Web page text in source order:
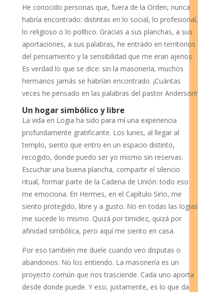
He conocido personas que, fuera de la Orden, nunca
habría encontrado: distintas en lo social, lo profesional,
lo religioso o lo político. Gracias a sus planchas, a sus
aportaciones, a sus palabras, he entrado en territorios
del pensamiento y la sensibilidad que me eran ajenos.
Es verdad lo que se dice: sin la masonería, muchos
hermanos jamás se habrían encontrado. ¡Cuántas
veces he pensado en las palabras del pastor Anderson!
Un hogar simbólico y libre
La vida en Logia ha sido para mí una experiencia
profundamente gratificante. Los lunes, al llegar al
templo, siento que entro en un espacio distinto,
recogido, donde puedo ser yo mismo sin reservas.
Escuchar una buena plancha, compartir el silencio
ritual, formar parte de la Cadena de Unión: todo eso
me emociona. En Hermes, en el Capítulo Sirio, me
siento protegido, libre y a gusto. No en todas las logias
me sucede lo mismo. Quizá por timidez, quizá por
afinidad simbólica, pero aquí me siento en casa.
Por eso también me duele cuando veo disputas o
abandonos. No los entiendo. La masonería es un
proyecto común que nos trasciende. Cada uno aporta
desde donde puede. Y eso, justamente, es lo que da